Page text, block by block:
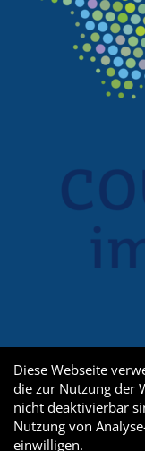
Diese Webseite
die zur Nutzung der
nicht deaktivierbar
Nutzung von
einwilligen.